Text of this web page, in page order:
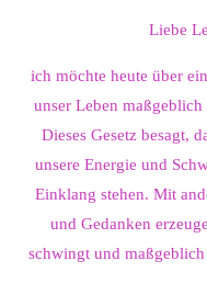
Liebe
ich möchte heute über
unser Leben maßgeblich
Dieses Gesetz besagt,
unsere Energie und
Einklang stehen. Mit
und Gedanken
schwingt und